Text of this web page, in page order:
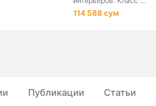
114 588 сум
Публикации Статьи